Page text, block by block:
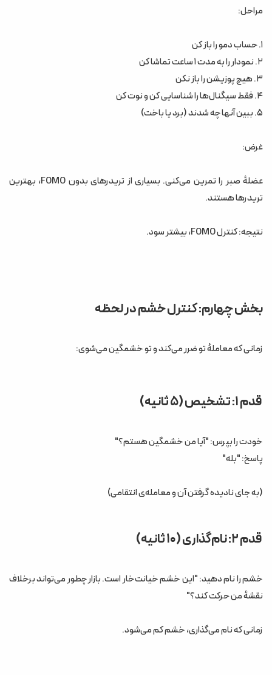
مراحل:
۱. حساب دمو را باز کن
۲. نمودار را به مدت ۱ ساعت تماشا کن
۳. هیچ پوزیشن را باز نکن
۴. فقط سیگنال‌ها را شناسایی کن و نوت کن
۵. ببین آنها چه شدند (برد یا باخت)
غرض:
عضلهٔ صبر را تمرین می‌کنی. بسیاری از تریدرهای بدون FOMO، بهترین
تریدرها هستند.
نتیجه: کنترل FOMO، بیشتر سود.
بخش چهارم: کنترل خشم در لحظه
زمانی که معاملهٔ تو ضرر می‌کند و تو خشمگین می‌شوی:
خودت را بپرس: "آیا من خشمگین هستم؟"
پاسخ: "بله"
(به جای نادیده گرفتن آن و معامله‌ی انتقامی)
خشم را نام دهید: "این خشم خیانت‌خار است. بازار چطور می‌تواند برخلاف
نقشهٔ من حرکت کند؟"
زمانی که نام می‌گذاری، خشم کم می‌شود.